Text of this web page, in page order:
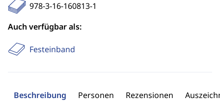
978-3-16-160813-1
Auch verfügbar als:
Festeinband
Beschreibung Personen Rezensionen